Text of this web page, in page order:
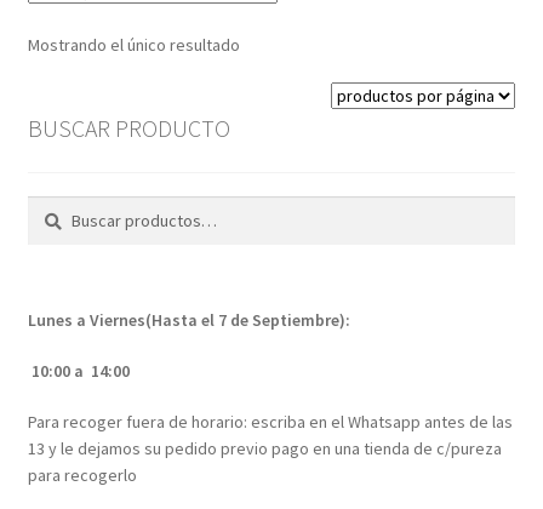
Mostrando el único resultado
BUSCAR PRODUCTO
Buscar
Buscar
Lunes a Viernes(Hasta el 7 de Septiembre):
10:00 a 14:00
Para recoger fuera de horario: escriba en el Whatsapp antes de las
13 y le dejamos su pedido previo pago en una tienda de c/pureza
para recogerlo